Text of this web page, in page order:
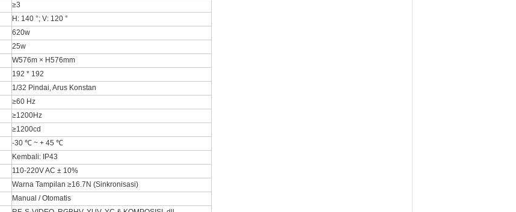
≥3
H: 140 °; V: 120 °
620w
25w
W576m × H576mm
192 * 192
1/32 Pindai, Arus Konstan
≥60 Hz
≥1200Hz
≥1200cd
-30 ℃ ~ + 45 ℃
Kembali: IP43
110-220V AC ± 10%
Warna Tampilan ≥16.7N (Sinkronisasi)
Manual / Otomatis